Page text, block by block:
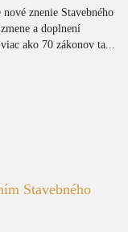
znenie Stavebného
a doplnení
ako 70 zákonov ta...
Stavebného